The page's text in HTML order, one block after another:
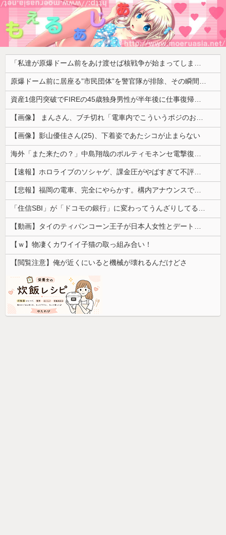
「私達が原爆ドーム前をあけ渡せば核戦争が始まってしまう」と訴える市民団体、それを聞いた被爆3世の人が……
原爆ドーム前に居座る”市民団体”を警官隊が排除、その瞬間に周囲で見守っていた観客たちが……
資産1億円突破でFIREの45歳独身男性が半年後に仕事復帰を決意した「1通の通知」
【画像】 まんさん、ブチ切れ「電車内でこういうポジのおじ、ガチでイラネ」→
【画像】影山優佳さん(25)、下着姿であたシコが止まらない
海外「また来たの？」中島翔哉のポルティモネンセ電撃復帰に海外大騒ぎ！（海外の反応）
【速報】ホロライブのソシャゲ、課金圧がやばすぎて不評になるwwwwwwwwww
【悲報】福岡の電車、完全にやらかす。構内アナウンスでド下ネタを連発するｗｗｗｗｗ
「住信SBI」が「ドコモの銀行」に変わってうんざりしてるやつｗｗｗｗｗｗｗ
【動画】タイのティパンコーン王子が日本人女性とデートか？
【ｗ】物凄くカワイイ子猫の取っ組み合い！
【閲覧注意】俺が近くにいると機械が壊れるんだけどさ